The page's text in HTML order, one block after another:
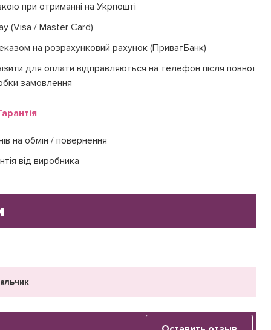
при отриманні на Укрпошті
(Visa / Master Card)
на розрахунковий рахунок (ПриватБанк)
для оплати відправляються на телефон після повної
замовлення
на обмін / повернення
від виробника